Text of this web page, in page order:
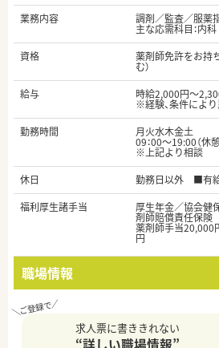
業務内容
調剤／監査／服薬
主な応需科目：内科
資格
薬剤師免許をお持
む）
給与
時給2,000円～
※経験、条件によ
勤務時間
月火水木金土
09：00～19:00（休
※上記より相談
休日
勤務日以外 ■有
福利厚生諸手当
厚生年金／協会健
剤師賠償責任保険
薬剤師手当
円
職場情報
求人票に書ききれない